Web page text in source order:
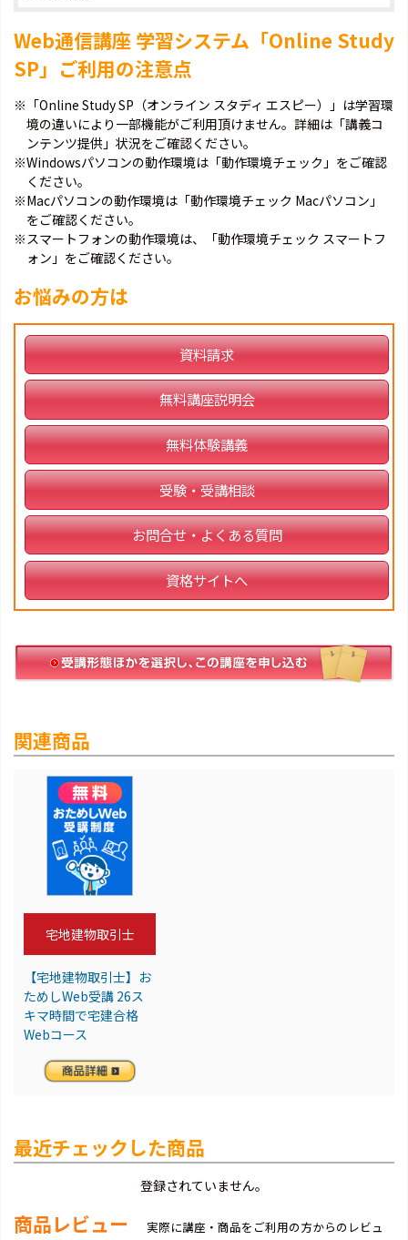
Web通信講座 学習システム「Online Study
SP」ご利用の注意点
※「Online Study SP（オンライン スタディ エスピー）」は学習環
境の違いにより一部機能がご利用頂けません。詳細は「講義コ
ンテンツ提供」状況をご確認ください。
※Windowsパソコンの動作環境は「動作環境チェック」をご確認
ください。
※Macパソコンの動作環境は「動作環境チェック Macパソコン」
をご確認ください。
※スマートフォンの動作環境は、「動作環境チェック スマートフ
ォン」をご確認ください。
お悩みの方は
資料請求
無料講座説明会
無料体験講義
受験・受講相談
お問合せ・よくある質問
資格サイトへ
関連商品
宅地建物取引士
【宅地建物取引士】お
ためしWeb受講 26ス
キマ時間で宅建合格
Webコース
最近チェックした商品
登録されていません。
商品レビュー 実際に講座・商品をご利用の方からのレビュ